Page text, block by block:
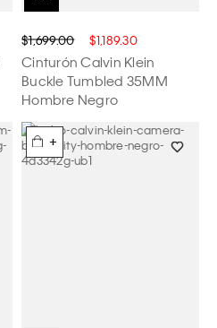
$1,699.00 $1,189.30
Cinturón Calvin Klein
Buckle Tumbled 35MM
Hombre Negro
+